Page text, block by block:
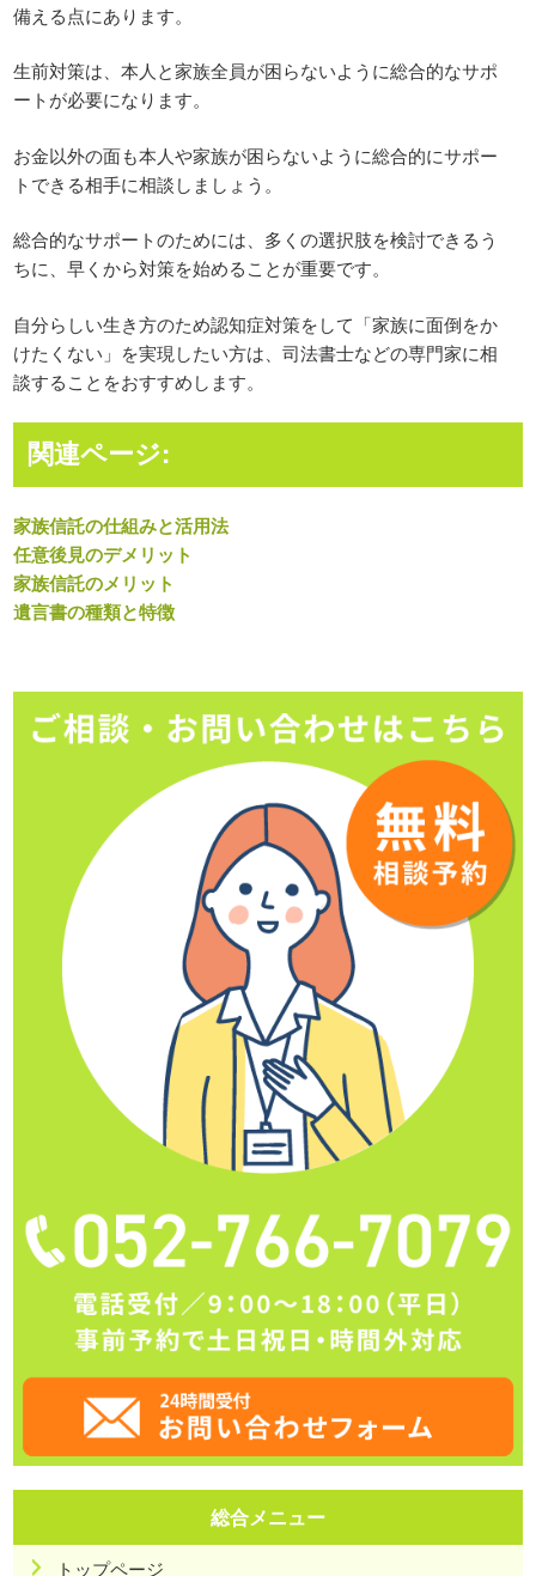
備える点にあります。
生前対策は、本人と家族全員が困らないように総合的なサポ
ートが必要になります。
お金以外の面も本人や家族が困らないように総合的にサポー
トできる相手に相談しましょう。
総合的なサポートのためには、多くの選択肢を検討できるう
ちに、早くから対策を始めることが重要です。
自分らしい生き方のため認知症対策をして「家族に面倒をか
けたくない」を実現したい方は、司法書士などの専門家に相
談することをおすすめします。
関連ページ:
家族信託の仕組みと活用法
任意後見のデメリット
家族信託のメリット
遺言書の種類と特徴
総合メニュー
トップページ